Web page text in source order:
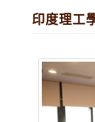
印度理工